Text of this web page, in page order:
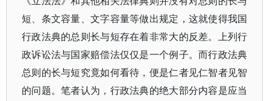
短、条文容量、文字容量等做出规定，这就使得我国
行政法典的总则长与短存在着非常大的反差。上列行
政诉讼法与国家赔偿法仅仅是一个例子。而行政法典
总则的长与短究竟如何看待，便是仁者见仁智者见智
的问题。笔者认为，行政法典的绝大部分内容是应当